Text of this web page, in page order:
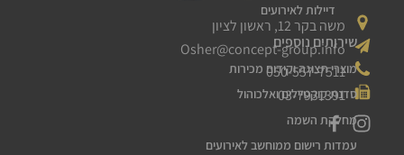
משה בקר 12, ראשון לציון
Osher@concept-group.info
050-557-7511
03-7931391
דיילות לאירועים
שירותים נוספים
מוצרי תצוגה וקידום מכירות
סדנת קוקטיילים ואלכוהול
מחלקת השמה
עמדות רישום ממוחשב לאירועים